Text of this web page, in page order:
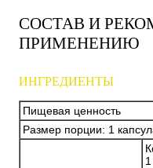
СОСТАВ И
ПРИМЕНЕНИЮ
ИНГРЕДИЕНТЫ
Пищевая ценность
Размер порции: 1